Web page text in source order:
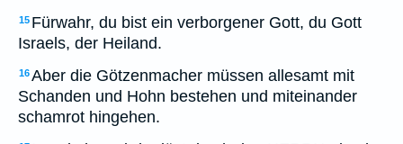
15 Fürwahr, du bist ein verborgener Gott, du Gott
Israels, der Heiland.
16Aber die Götzenmacher müssen allesamt mit
Schanden und Hohn bestehen und miteinander
schamrot hingehen.